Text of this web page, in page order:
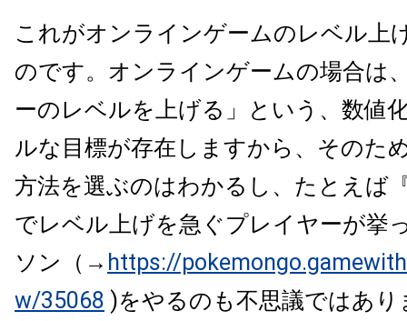
これがオンラインゲームのレベル上
のです。オンラインゲームの場合は
ーのレベルを上げる」という、 数値
ルな目標が存在しますから、そのた
方法を選ぶのはわかるし、たとえば
でレベル上げを急ぐプレイヤーが挙
ソン（→ https://
w/35068 )をやるのも不思議ではあり